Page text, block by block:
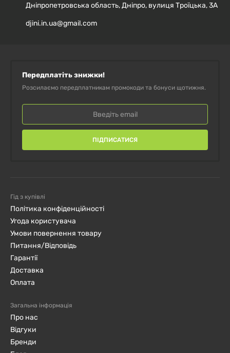
Пантотенова кислота Pantothenic Acid
Source Naturals 100 мг 250 таблеток
Дніпропетровська область, Дніпро, вулиця Троїцька, 3А
djini.in.ua@gmail.com
Передплатіть знижки!
Розсилаємо передплатникам промокоди та бонуси щотижня.
ПІДПИСАТИСЯ
Гід з купівлі
Політика конфіденційності
Угода користувача
Умови повернення товару
Питання/Відповідь
Гарантії
Доставка
Оплата
Загальна інформація
Про нас
Відгуки
Бренди